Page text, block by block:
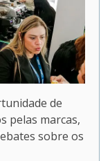
de
pelas marcas,
sobre os